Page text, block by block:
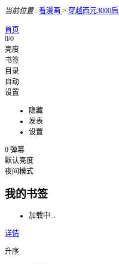
当前位置: 看漫画 > 穿越西元3000后
首页
0/0
亮度
书签
目录
自动
设置
隐藏
发表
设置
0 弹幕
默认亮度
夜间模式
我的书签
加载中...
详情
升序